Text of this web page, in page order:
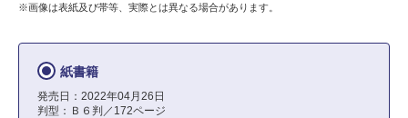
※画像は表紙及び帯等、実際とは異なる場合があります。
紙書籍
発売日：2022年04月26日
判型：Ｂ６判／172ページ